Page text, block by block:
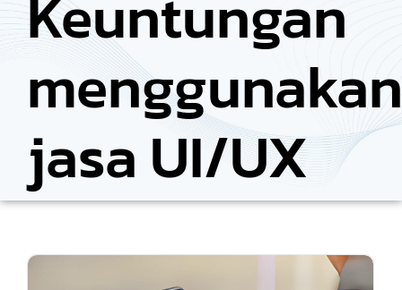
menggunakan
jasa UI/UX